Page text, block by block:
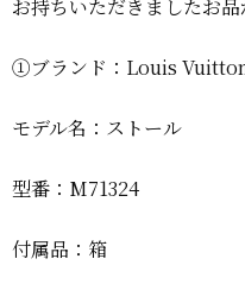
お持ちいただきましたお品
①ブランド：Louis
モデル名：ストール
型番：M71324
付属品：箱